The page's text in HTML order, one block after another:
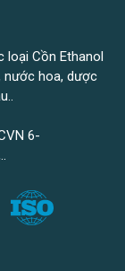
loại Cồn Ethanol
nước hoa, dược
6-